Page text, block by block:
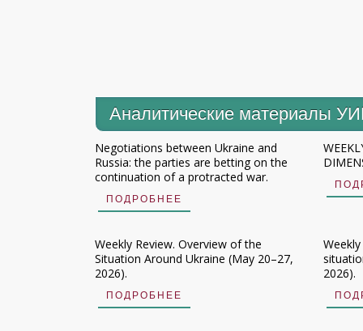
Аналитические материалы
Negotiations between Ukraine and
Russia: the parties are betting on the
continuation of a protracted war.
ПОДРОБНЕЕ
Weekly Review. Overview of the
Situation Around Ukraine (May 20–27,
2026).
ПОДРОБНЕЕ
2026).